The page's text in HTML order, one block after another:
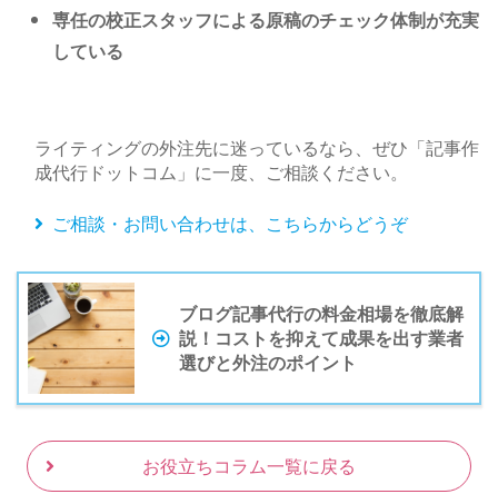
専任の校正スタッフによる原稿のチェック体制が充実
している
ライティングの外注先に迷っているなら、ぜひ「記事作
成代行ドットコム」に一度、ご相談ください。
ご相談・お問い合わせは、こちらからどうぞ
ブログ記事代行の料金相場を徹底解
説！コストを抑えて成果を出す業者
選びと外注のポイント
お役立ちコラム一覧に戻る